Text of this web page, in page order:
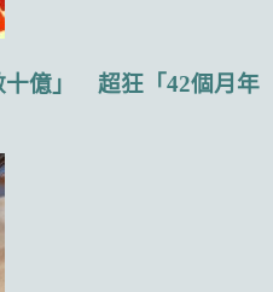
十億」 超狂「42個月年